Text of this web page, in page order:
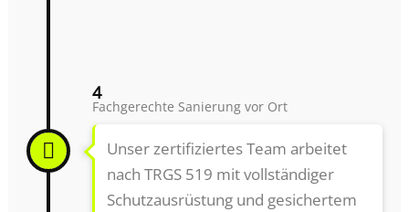
4
Fachgerechte Sanierung vor Ort
Unser zertifiziertes Team arbeitet
nach TRGS 519 mit vollständiger
Schutzausrüstung und gesichertem